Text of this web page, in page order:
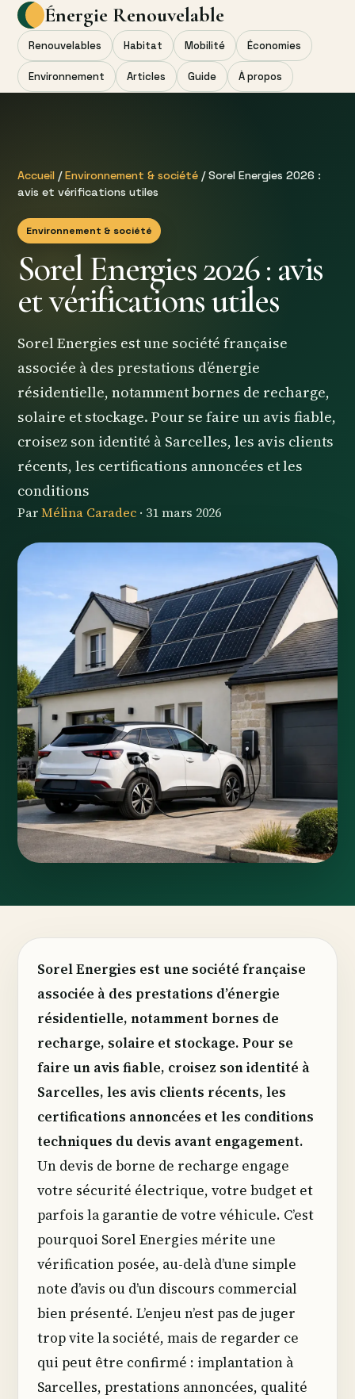
Énergie Renouvelable
Renouvelables Habitat Mobilité Économies
Environnement Articles Guide À propos
Accueil /Environnement & société / Sorel Energies 2026 :
avis et vérifications utiles
Environnement & société
Sorel Energies 2026 : avis
et vérifications utiles
Sorel Energies est une société française
associée à des prestations d’énergie
résidentielle, notamment bornes de recharge,
solaire et stockage. Pour se faire un avis fiable,
croisez son identité à Sarcelles, les avis clients
récents, les certifications annoncées et les
conditions
ParMélina Caradec · 31 mars 2026
Sorel Energies est une société française
associée à des prestations d’énergie
résidentielle, notamment bornes de
recharge, solaire et stockage. Pour se
faire un avis fiable, croisez son identité à
Sarcelles, les avis clients récents, les
certifications annoncées et les conditions
techniques du devis avant engagement.
Un devis de borne de recharge engage
votre sécurité électrique, votre budget et
parfois la garantie de votre véhicule. C’est
pourquoi Sorel Energies mérite une
vérification posée, au-delà d’une simple
note d’avis ou d’un discours commercial
bien présenté. L’enjeu n’est pas de juger
trop vite la société, mais de regarder ce
qui peut être confirmé : implantation à
Sarcelles, prestations annoncées, qualité